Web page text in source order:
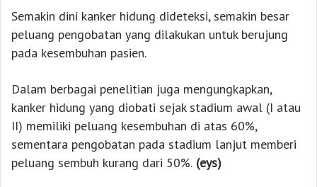
Semakin dini kanker hidung dideteksi, semakin besar
peluang pengobatan yang dilakukan untuk berujung
pada kesembuhan pasien.
Dalam berbagai penelitian juga mengungkapkan,
kanker hidung yang diobati sejak stadium awal (I atau
II) memiliki peluang kesembuhan di atas 60%,
sementara pengobatan pada stadium lanjut memberi
peluang sembuh kurang dari 50%. (eys)